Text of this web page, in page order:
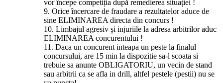
vor începe competiția după remedierea situației !
9. Orice încercare de fraudare a rezultatelor aduce de
sine ELIMINAREA directa din concurs !
10. Limbajul agresiv și injuriile la adresa arbitrilor aduc
ELIMINAREA concurentului !
11. Daca un concurent inteapa un peste la finalul
concursului, are 15 min la dispozitie sa-l scoata si
trebuie sa anunte OBLIGATORIU, un vecin de stand
sau arbitrii ca se afla in drill, altfel pestele (pestii) nu se